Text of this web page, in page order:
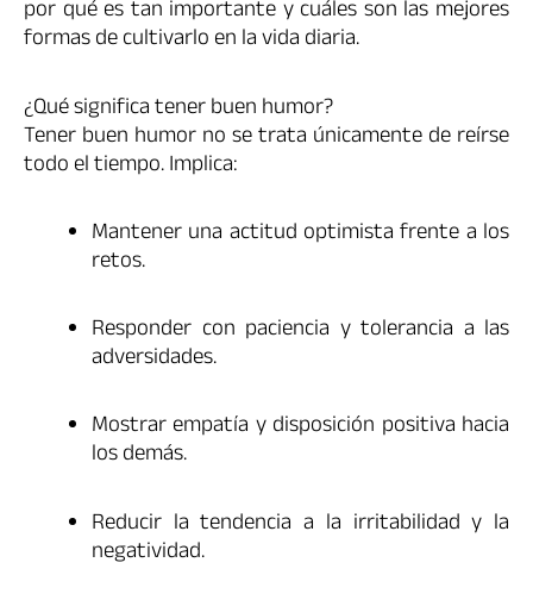
por qué es tan importante y cuáles son las mejores
formas de cultivarlo en la vida diaria.
¿Qué significa tener buen humor?
Tener buen humor no se trata únicamente de reírse
todo el tiempo. Implica:
Mantener una actitud optimista frente a los
retos.
Responder con paciencia y tolerancia a las
adversidades.
Mostrar empatía y disposición positiva hacia
los demás.
Reducir la tendencia a la irritabilidad y la
negatividad.